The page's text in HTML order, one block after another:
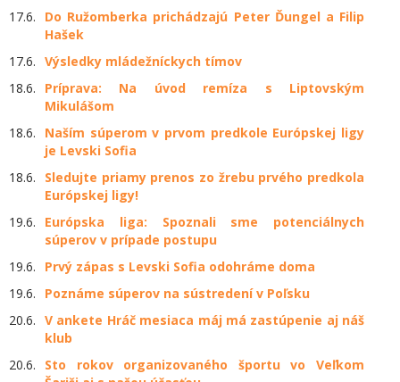
17.6.
Do Ružomberka prichádzajú Peter Ďungel a Filip
Hašek
17.6. Výsledky mládežníckych tímov
18.6.
Príprava: Na úvod remíza s Liptovským
Mikulášom
18.6.
Naším súperom v prvom predkole Európskej ligy
je Levski Sofia
18.6.
Sledujte priamy prenos zo žrebu prvého predkola
Európskej ligy!
19.6.
Európska liga: Spoznali sme potenciálnych
súperov v prípade postupu
19.6.
Prvý zápas s Levski Sofia odohráme doma
19.6.
Poznáme súperov na sústredení v Poľsku
20.6. V ankete Hráč mesiaca máj má zastúpenie aj náš
klub
20.6.
Sto rokov organizovaného športu vo Veľkom